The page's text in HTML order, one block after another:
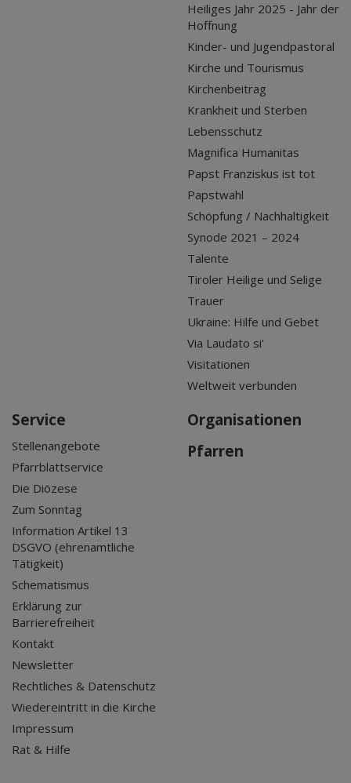
Heiliges Jahr 2025 - Jahr der
Hoffnung
Kinder- und Jugendpastoral
Kirche und Tourismus
Kirchenbeitrag
Krankheit und Sterben
Lebensschutz
Magnifica Humanitas
Papst Franziskus ist tot
Papstwahl
Schöpfung / Nachhaltigkeit
Synode 2021 – 2024
Talente
Tiroler Heilige und Selige
Trauer
Ukraine: Hilfe und Gebet
Via Laudato si'
Visitationen
Weltweit verbunden
Service
Stellenangebote
Pfarrblattservice
Die Diözese
Zum Sonntag
Information Artikel 13
DSGVO (ehrenamtliche
Tätigkeit)
Schematismus
Erklärung zur
Barrierefreiheit
Kontakt
Newsletter
Rechtliches & Datenschutz
Wiedereintritt in die Kirche
Impressum
Rat & Hilfe
Organisationen
Pfarren